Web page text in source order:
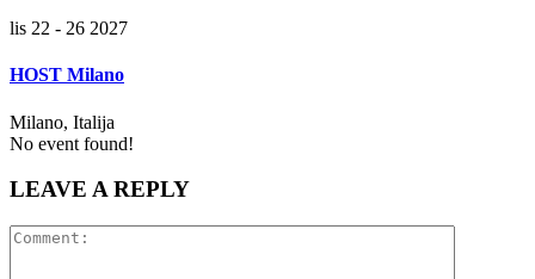
lis 22 - 26 2027
HOST Milano
Milano, Italija
No event found!
LEAVE A REPLY